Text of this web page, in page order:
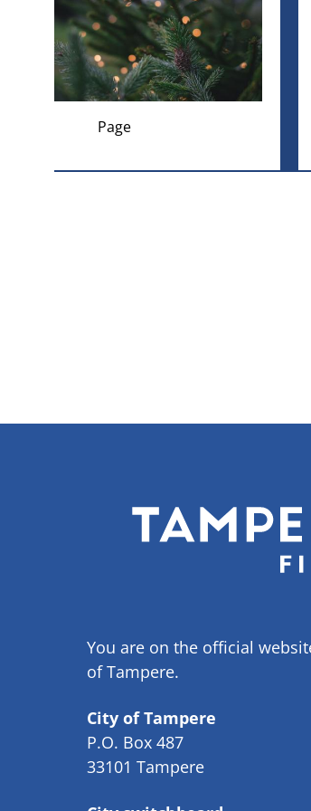
Page
You are on the official
of Tampere.
City of Tampere
P.O. Box 487
33101 Tampere